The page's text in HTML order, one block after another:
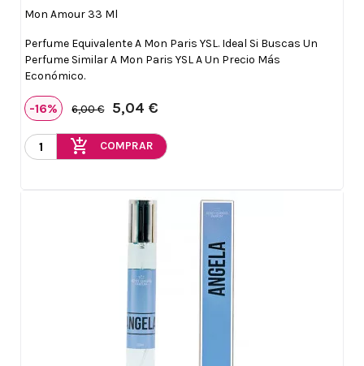
Mon Amour 33 Ml
Perfume Equivalente A Mon Paris YSL. Ideal Si Buscas Un
Perfume Similar A Mon Paris YSL A Un Precio Más
Económico.
-16% 6,00 € 5,04 €
add_shopping_cart COMPRAR